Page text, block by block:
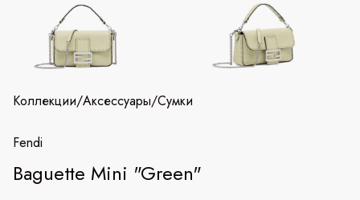
Коллекции/Аксессуары/Сумки
Fendi
Baguette Mini "Green"